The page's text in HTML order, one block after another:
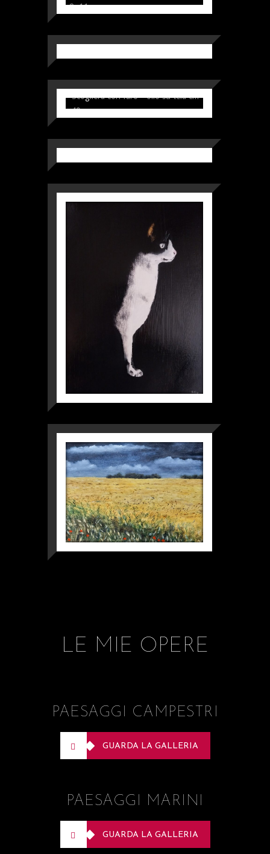
LE MIE OPERE
PAESAGGI CAMPESTRI
GUARDA LA GALLERIA
PAESAGGI MARINI
GUARDA LA GALLERIA